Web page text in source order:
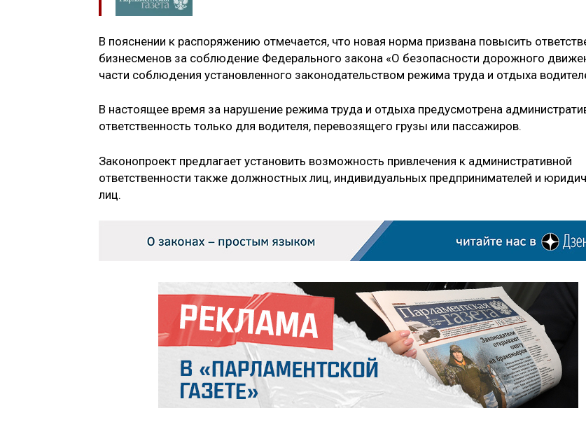
В пояснении к распоряжению отмечается, что новая норма призвана повысить
бизнесменов за соблюдение Федерального закона «О безопасности дорожного
части соблюдения установленного законодательством режима труда и отдыха
В настоящее время за нарушение режима труда и отдыха предусмотрена
ответственность только для водителя, перевозящего грузы или пассажиров.
Законопроект предлагает установить возможность привлечения к административной
ответственности также должностных лиц, индивидуальных предпринимателей и
лиц.